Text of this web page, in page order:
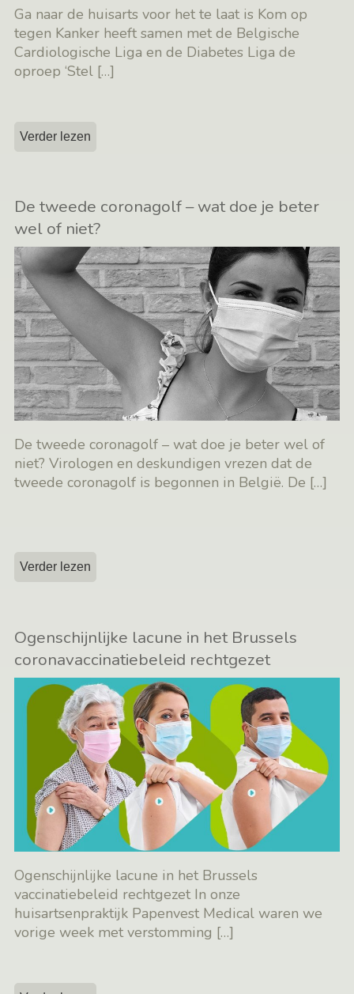
Ga naar de huisarts voor het te laat is Kom op
tegen Kanker heeft samen met de Belgische
Cardiologische Liga en de Diabetes Liga de
oproep ‘Stel […]
Verder lezen
De tweede coronagolf – wat doe je beter
wel of niet?
De tweede coronagolf – wat doe je beter wel of
niet? Virologen en deskundigen vrezen dat de
tweede coronagolf is begonnen in België. De […]
Verder lezen
Ogenschijnlijke lacune in het Brussels
coronavaccinatiebeleid rechtgezet
Ogenschijnlijke lacune in het Brussels
vaccinatiebeleid rechtgezet In onze
huisartsenpraktijk Papenvest Medical waren we
vorige week met verstomming […]